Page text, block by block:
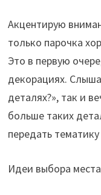
Акцентирую
только парочка
Это в первую
декорациях.
деталях?», так и
больше таких
передать
Идеи выбора